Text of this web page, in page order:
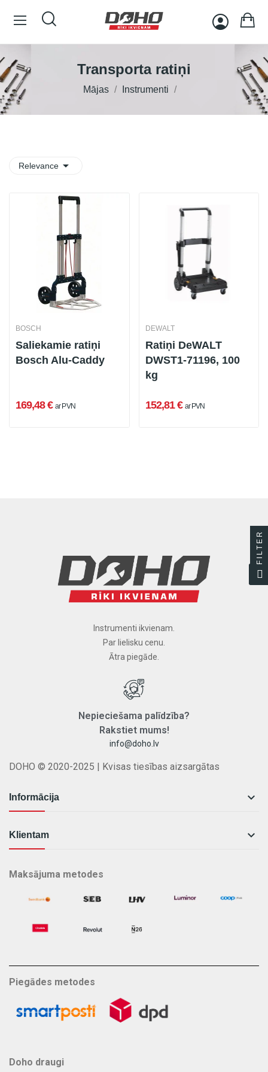
Transporta ratiņi
Mājas Instrumenti
Relevance 
BOSCH
Saliekamie ratiņi
Bosch Alu-Caddy
169,48 € ar PVN
DEWALT
Ratiņi DeWALT
DWST1-71196, 100
kg
152,81 € ar PVN
Instrumenti ikvienam.
Par lielisku cenu.
Ātra piegāde.
Nepieciešama palīdzība?
Rakstiet mums!
info@doho.lv
DOHO © 2020-2025 | Kvisas tiesības aizsargātas
Informācija 
Klientam 
Maksājuma metodes
Piegādes metodes
Doho draugi
FILTER